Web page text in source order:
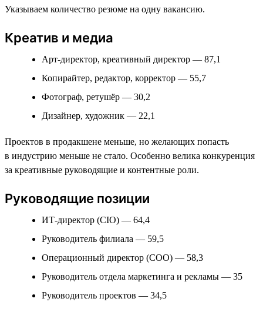
Указываем количество резюме на одну вакансию.
Креатив и медиа
Арт-директор, креативный директор — 87,1
Копирайтер, редактор, корректор — 55,7
Фотограф, ретушёр — 30,2
Дизайнер, художник — 22,1
Проектов в продакшене меньше, но желающих попасть
в индустрию меньше не стало. Особенно велика конкуренция
за креативные руководящие и контентные роли.
Руководящие позиции
ИТ-директор (CIO) — 64,4
Руководитель филиала — 59,5
Операционный директор (COO) — 58,3
Руководитель отдела маркетинга и рекламы — 35
Руководитель проектов — 34,5